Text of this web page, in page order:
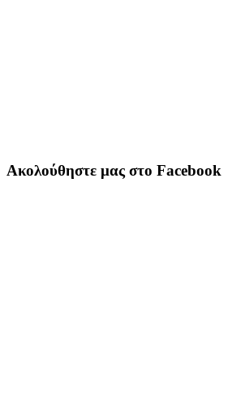
Ακολούθηστε μας στο Facebook